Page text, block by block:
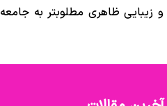
زیبایی ظاهری مطلوبتر به جامعه